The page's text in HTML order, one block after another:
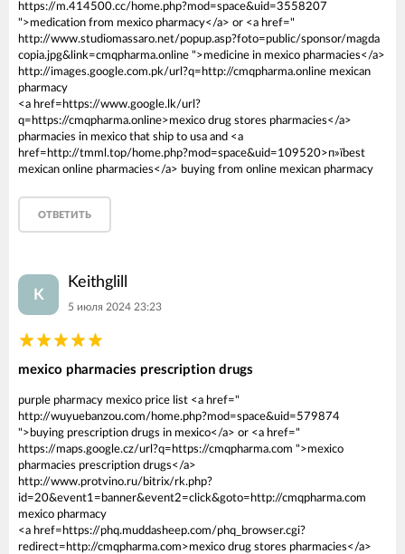
https://m.414500.cc/home.php?mod=space&uid=3558207
">medication from mexico pharmacy</a> or <a href="
http://www.studiomassaro.net/popup.asp?foto=public/sponsor/magda
copia.jpg&link=cmqpharma.online ">medicine in mexico pharmacies</a>
http://images.google.com.pk/url?q=http://cmqpharma.online mexican
pharmacy
<a href=https://www.google.lk/url?
q=https://cmqpharma.online>mexico drug stores pharmacies</a>
pharmacies in mexico that ship to usa and <a
href=http://tmml.top/home.php?mod=space&uid=109520>п»їbest
mexican online pharmacies</a> buying from online mexican pharmacy
ОТВЕТИТЬ
K
Keithglill
5 июля 2024 23:23
mexico pharmacies prescription drugs
purple pharmacy mexico price list <a href="
http://wuyuebanzou.com/home.php?mod=space&uid=579874
">buying prescription drugs in mexico</a> or <a href="
https://maps.google.cz/url?q=https://cmqpharma.com ">mexico
pharmacies prescription drugs</a>
http://www.protvino.ru/bitrix/rk.php?
id=20&event1=banner&event2=click&goto=http://cmqpharma.com
mexico pharmacy
<a href=https://phq.muddasheep.com/phq_browser.cgi?
redirect=http://cmqpharma.com>mexico drug stores pharmacies</a>